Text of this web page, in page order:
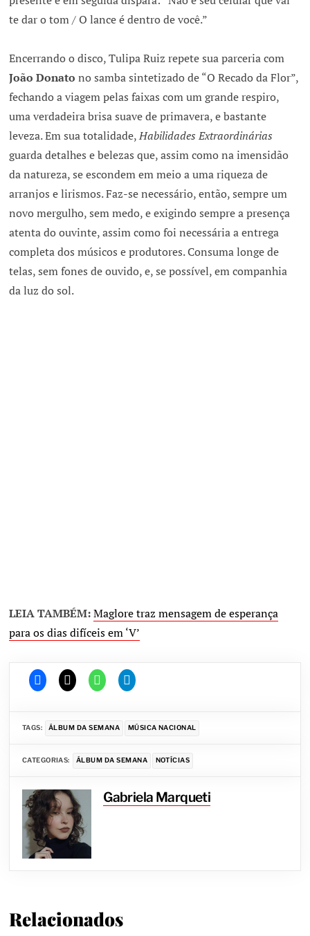
te dar o tom / O lance é dentro de você.”
Encerrando o disco, Tulipa Ruiz repete sua parceria com
João Donato no samba sintetizado de “O Recado da Flor”,
fechando a viagem pelas faixas com um grande respiro,
uma verdadeira brisa suave de primavera, e bastante
leveza. Em sua totalidade,Habilidades Extraordinárias
guarda detalhes e belezas que, assim como na imensidão
da natureza, se escondem em meio a uma riqueza de
arranjos e lirismos. Faz-se necessário, então, sempre um
novo mergulho, sem medo, e exigindo sempre a presença
atenta do ouvinte, assim como foi necessária a entrega
completa dos músicos e produtores. Consuma longe de
telas, sem fones de ouvido, e, se possível, em companhia
da luz do sol.
LEIA TAMBÉM:Maglore traz mensagem de esperança
para os dias difíceis em ‘V’
TAGS: ÁLBUM DA SEMANA MÚSICA NACIONAL
CATEGORIAS: ÁLBUM DA SEMANA NOTÍCIAS
Gabriela Marqueti
Relacionados